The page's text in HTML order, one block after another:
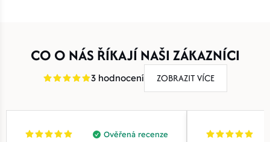
CO O NÁS ŘÍKAJÍ NAŠI ZÁKAZNÍCI
3 hodnocení ZOBRAZIT VÍCE
Ověřená recenze